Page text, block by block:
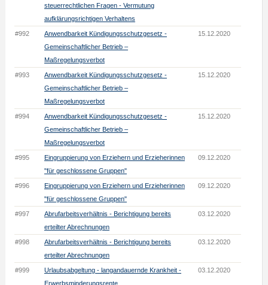
steuerrechtlichen Fragen - Vermutung
aufklärungsrichtigen Verhaltens
#992
Anwendbarkeit Kündigungsschutzgesetz -
Gemeinschaftlicher Betrieb –
Maßregelungsverbot
15.12.2020
#993
Anwendbarkeit Kündigungsschutzgesetz -
Gemeinschaftlicher Betrieb –
Maßregelungsverbot
15.12.2020
#994
Anwendbarkeit Kündigungsschutzgesetz -
Gemeinschaftlicher Betrieb –
Maßregelungsverbot
15.12.2020
#995
Eingruppierung von Erziehern und Erzieherinnen
"für geschlossene Gruppen"
09.12.2020
#996
Eingruppierung von Erziehern und Erzieherinnen
"für geschlossene Gruppen"
09.12.2020
#997
Abrufarbeitsverhältnis - Berichtigung bereits
erteilter Abrechnungen
03.12.2020
#998
Abrufarbeitsverhältnis - Berichtigung bereits
erteilter Abrechnungen
03.12.2020
#999
Urlaubsabgeltung - langandauernde Krankheit -
Erwerbsminderungsrente
03.12.2020